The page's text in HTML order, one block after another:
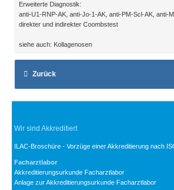
Erweiterte Diagnostik:
anti-U1-RNP-AK, anti-Jo-1-AK, anti-PM-Scl-AK, anti-
direkter und indirekter Coombstest
siehe auch: Kollagenosen
Zurück
Wir sind Akkreditiert
ILAC-Broschüre - Vorzüge einer Akkreditierung nach
Facharztlabor
Akkreditierungsurkunde Facharztlabor
Anlage zur Akkreditierungsurkunde Facharztlabor